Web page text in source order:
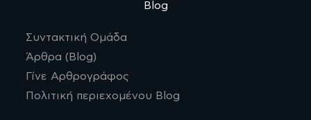
Blog
Συντακτική Ομάδα
Άρθρα (Blog)
Γίνε Αρθρογράφος
Πολιτική περιεχομένου Blog